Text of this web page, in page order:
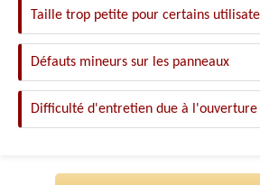
Taille trop petite pour certains
Défauts mineurs sur les panneaux
Difficulté d'entretien due à